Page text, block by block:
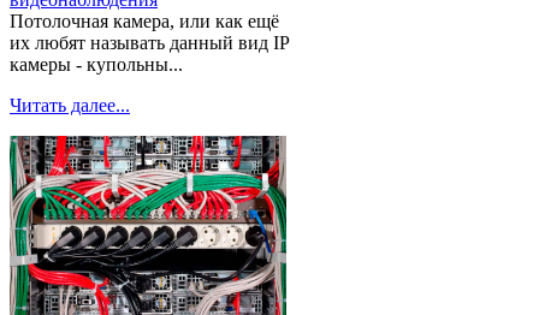
Потолочная камера, или как ещё
их любят называть данный вид IP
камеры - купольны...
Читать далее...